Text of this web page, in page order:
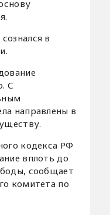
в
С
направлены в
кодекса РФ
вплоть до
сообщает
комитета по